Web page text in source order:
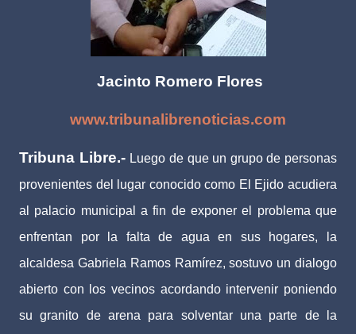
Jacinto Romero Flores
www.tribunalibrenoticias.com
Tribuna Libre.- Luego de que un grupo de personas
provenientes del lugar conocido como El Ejido acudiera
al palacio municipal a fin de exponer el problema que
enfrentan por la falta de agua en sus hogares, la
alcaldesa Gabriela Ramos Ramírez, sostuvo un dialogo
abierto con los vecinos acordando intervenir poniendo
su granito de arena para solventar una parte de la